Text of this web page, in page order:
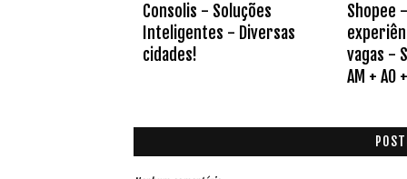
Consolis - Soluções
Inteligentes - Diversas
cidades!
Shopee
vagas -
AM + AO